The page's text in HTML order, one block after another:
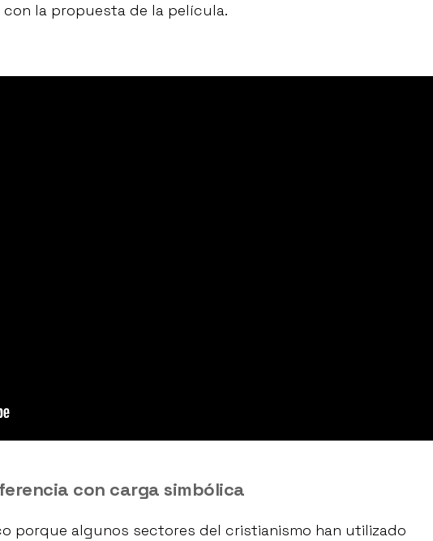
la propuesta de la película.
con carga simbólica
porque algunos sectores del cristianismo han utilizado